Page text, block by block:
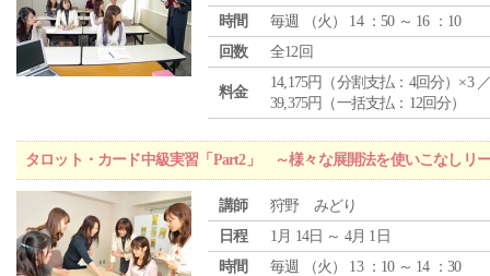
時間
毎週 （火 ） 14 ：50 ～ 16 ：10
回数
全12回
料金
14,175円（分割支払：4回分）×3
39,375円（一括支払：12回分）
タロット・カード中級実習「Part2」 ～様々な展開法を使いこなしリ
講師
狩野 みどり
日程
1月 14日 ～ 4月 1日
時間
毎週 （火 ） 13 ：10 ～ 14 ：30